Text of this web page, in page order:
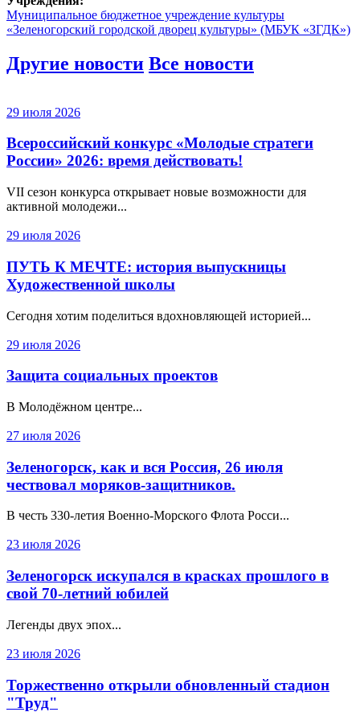
Муниципальное бюджетное учреждение культуры
«Зеленогорский городской дворец культуры» (МБУК «ЗГДК»)
Другие новости Все новости
29 июля 2026
Всероссийский конкурс «Молодые стратеги
России» 2026: время действовать!
VII сезон конкурса открывает новые возможности для
активной молодежи...
29 июля 2026
ПУТЬ К МЕЧТЕ: история выпускницы
Художественной школы
Сегодня хотим поделиться вдохновляющей историей...
29 июля 2026
Защита социальных проектов
В Молодёжном центре...
27 июля 2026
Зеленогорск, как и вся Россия, 26 июля
чествовал моряков-защитников.
В честь 330‑летия Военно‑Морского Флота Росси...
23 июля 2026
Зеленогорск искупался в красках прошлого в
свой 70-летний юбилей
Легенды двух эпох...
23 июля 2026
Торжественно открыли обновленный стадион
"Труд"